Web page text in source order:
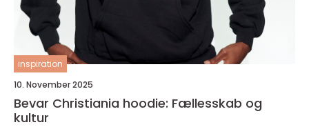
inspiration
10. November 2025
Bevar Christiania hoodie: Fællesskab og
kultur